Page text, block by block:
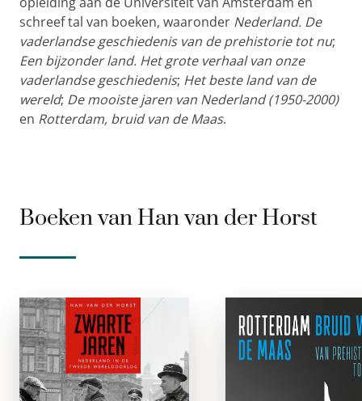
schreef tal van boeken, waaronder Nederland. De
vaderlandse geschiedenis van de prehistorie tot nu;
Een bijzonder land. Het grote verhaal van onze
vaderlandse geschiedenis; Het beste land van de
wereld; De mooiste jaren van Nederland (1950-2000)
en Rotterdam, bruid van de Maas.
Boeken van Han van der Horst
Zwarte jaren
e-boek
In deze dagen vol
Rotterdam
bruid van